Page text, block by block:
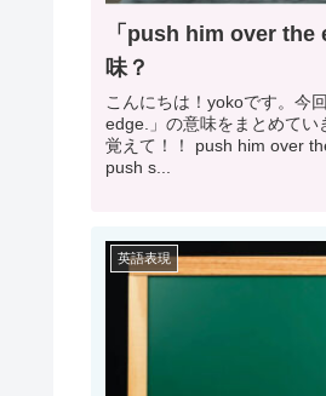
「push him over the
味？
こんにちは！yokoです。今
edge.」の意味をまとめてい
覚えて！！ push him over
push s...
英語表現